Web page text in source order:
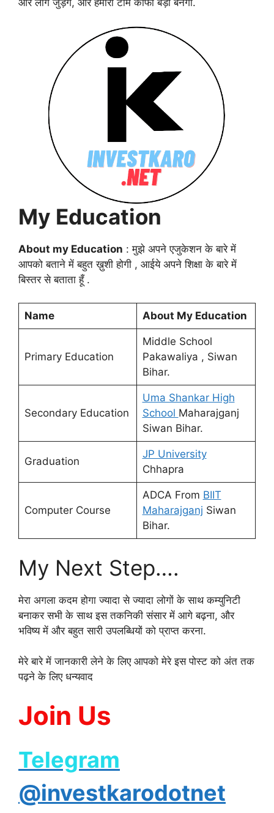
और लोग जुड़ेंगे, और हमारा टीम काफी बड़ा बनेगा.
My Education
About my Education : मुझे अपने एजुकेशन के बारे में
आपको बताने में बहुत ख़ुशी होगी , आईये अपने शिक्षा के बारे में
बिस्तर से बताता हूँ .
Name About My Education
Primary Education
Middle School
Pakawaliya , Siwan
Bihar.
Secondary Education
Uma Shankar High
School Maharajganj
Siwan Bihar.
Graduation
JP University
Chhapra
Computer Course
ADCA From BIIT
Maharajganj Siwan
Bihar.
My Next Step….
मेरा अगला कदम होगा ज्यादा से ज्यादा लोगों के साथ कम्युनिटी
बनाकर सभी के साथ इस तकनिकी संसार में आगे बढ़ना, और
भविष्य में और बहुत सारी उपलब्धियों को प्राप्त करना.
मेरे बारे में जानकारी लेने के लिए आपको मेरे इस पोस्ट को अंत तक
पढ़ने के लिए धन्यवाद
Join Us
Telegram
@investkarodotnet